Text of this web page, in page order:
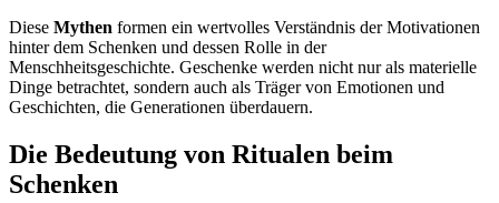
Diese Mythen formen ein wertvolles Verständnis der Motivationen
hinter dem Schenken und dessen Rolle in der
Menschheitsgeschichte. Geschenke werden nicht nur als materielle
Dinge betrachtet, sondern auch als Träger von Emotionen und
Geschichten, die Generationen überdauern.
Die Bedeutung von Ritualen beim
Schenken